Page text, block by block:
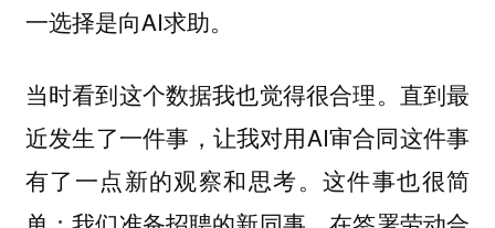
一选择是向AI求助。
当时看到这个数据我也觉得很合理。直到最
近发生了一件事，让我对用AI审合同这件事
有了一点新的观察和思考。这件事也很简